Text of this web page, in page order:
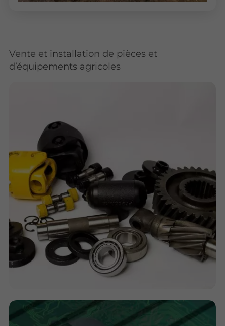
Vente et installation de pièces et
d’équipements agricoles